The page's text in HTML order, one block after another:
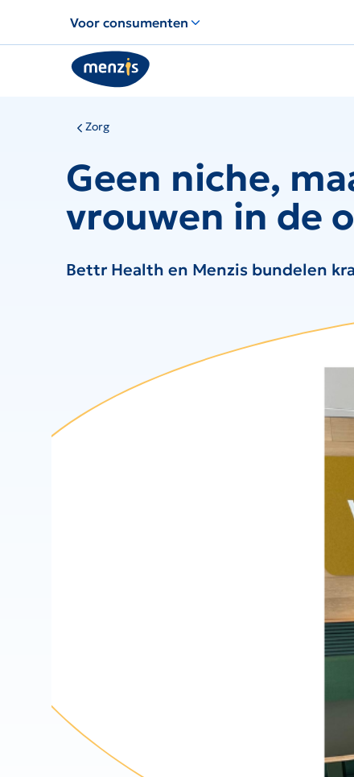
voor
snelle
navigatie
Voor consumenten
Zorg
Geen niche,
vrouwen in de
Bettr Health en Menzis bundelen